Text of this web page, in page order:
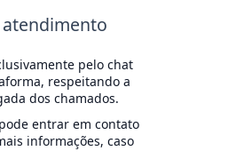
pelo chat
respeitando a
dos chamados.
entrar em contato
informações, caso